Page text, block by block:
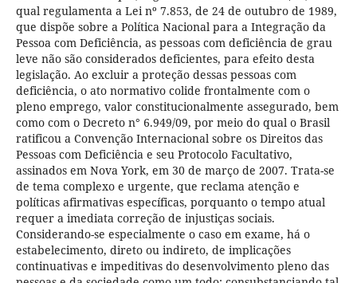
qual regulamenta a Lei nº 7.853, de 24 de outubro de 1989,
que dispõe sobre a Política Nacional para a Integração da
Pessoa com Deficiência, as pessoas com deficiência de grau
leve não são considerados deficientes, para efeito desta
legislação. Ao excluir a proteção dessas pessoas com
deficiência, o ato normativo colide frontalmente com o
pleno emprego, valor constitucionalmente assegurado, bem
como com o Decreto n° 6.949/09, por meio do qual o Brasil
ratificou a Convenção Internacional sobre os Direitos das
Pessoas com Deficiência e seu Protocolo Facultativo,
assinados em Nova York, em 30 de março de 2007. Trata-se
de tema complexo e urgente, que reclama atenção e
políticas afirmativas específicas, porquanto o tempo atual
requer a imediata correção de injustiças sociais.
Considerando-se especialmente o caso em exame, há o
estabelecimento, direto ou indireto, de implicações
continuativas e impeditivas do desenvolvimento pleno das